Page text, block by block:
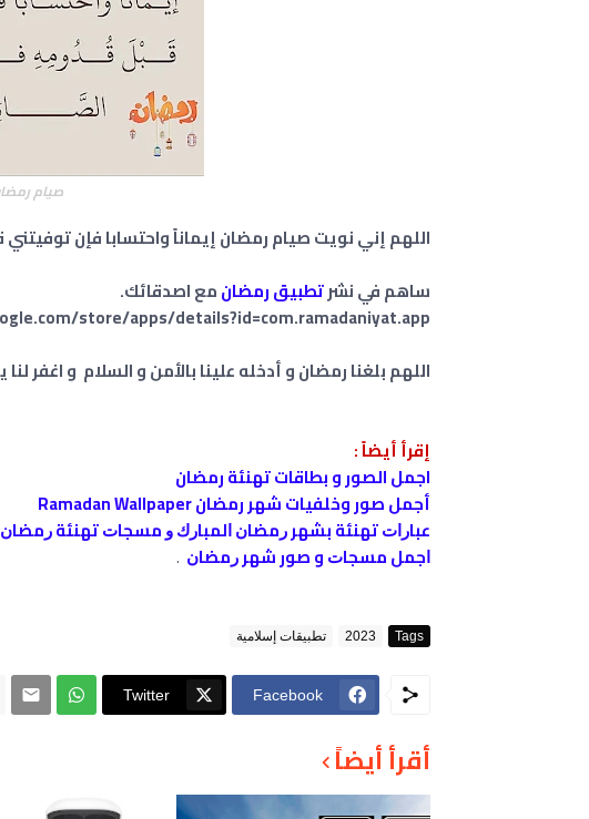
صيام
اللهم إني نويت صيام رمضان إيماناً واحتسابا فإن
ساهم في نشرتطبيق رمضانمع اصدقائك.
store/apps/details?id=com.ramadaniyat.app
اللهم بلغنا رمضان و أدخله علينا بالأمن و السلام و اغفر لنا
إقرأ أيضاً :
اجمل الصور و بطاقات تهنئة رمضان
أجمل صور وخلفيات شهر رمضان Ramadan Wallpaper
ﻋﺒﺎﺭﺍﺕ ﺗﻬﻨﺌﺔ ﺑﺸﻬﺮ ﺭﻣﻀﺎﻥ ﺍﻟﻤﺒﺎﺭﻙ ﻭ ﻣﺴﺠﺎﺕ ﺗﻬﻨﺌﺔ ﺭﻣﻀﺎﻥ
ﺍﺟﻤﻞ ﻣﺴﺠﺎﺕ و صور ﺷﻬﺮ ﺭﻣﻀﺎﻥ .
Tags
2023 تطبيقات إسلامية
Facebook
Twitter
أقرأ أيضاً